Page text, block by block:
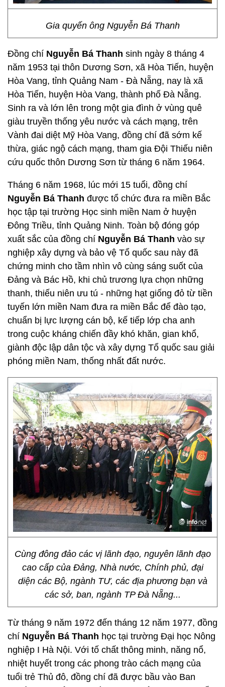
Gia quyến ông Nguyễn Bá Thanh
Đồng chí Nguyễn Bá Thanh sinh ngày 8 tháng 4
năm 1953 tại thôn Dương Sơn, xã Hòa Tiến, huyện
Hòa Vang, tỉnh Quảng Nam - Đà Nẵng, nay là xã
Hòa Tiến, huyện Hòa Vang, thành phố Đà Nẵng.
Sinh ra và lớn lên trong một gia đình ở vùng quê
giàu truyền thống yêu nước và cách mạng, trên
Vành đai diệt Mỹ Hòa Vang, đồng chí đã sớm kế
thừa, giác ngộ cách mạng, tham gia Đội Thiếu niên
cứu quốc thôn Dương Sơn từ tháng 6 năm 1964.
Tháng 6 năm 1968, lúc mới 15 tuổi, đồng chí
Nguyễn Bá Thanh được tổ chức đưa ra miền Bắc
học tập tại trường Học sinh miền Nam ở huyện
Đông Triều, tỉnh Quảng Ninh. Toàn bộ đóng góp
xuất sắc của đồng chí Nguyễn Bá Thanh vào sự
nghiệp xây dựng và bảo vệ Tổ quốc sau này đã
chứng minh cho tầm nhìn vô cùng sáng suốt của
Đảng và Bác Hồ, khi chủ trương lựa chọn những
thanh, thiếu niên ưu tú - những hạt giống đỏ từ tiền
tuyến lớn miền Nam đưa ra miền Bắc để đào tạo,
chuẩn bị lực lượng cán bộ, kế tiếp lớp cha anh
trong cuộc kháng chiến đầy khó khăn, gian khổ,
giành độc lập dân tộc và xây dựng Tổ quốc sau giải
phóng miền Nam, thống nhất đất nước.
Cùng đông đảo các vị lãnh đạo, nguyên lãnh đạo
cao cấp của Đảng, Nhà nước, Chính phủ, đại
diện các Bộ, ngành TƯ, các địa phương bạn và
các sở, ban, ngành TP Đà Nẵng...
Từ tháng 9 năm 1972 đến tháng 12 năm 1977, đồng
chí Nguyễn Bá Thanh học tại trường Đại học Nông
nghiệp I Hà Nội. Với tố chất thông minh, năng nổ,
nhiệt huyết trong các phong trào cách mạng của
tuổi trẻ Thủ đô, đồng chí đã được bầu vào Ban